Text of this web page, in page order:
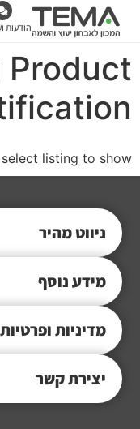
הודעות
Product
select listing to show.
ניווט מהיר
מידע נוסף
מדיניות ופרטיות
יצירת קשר